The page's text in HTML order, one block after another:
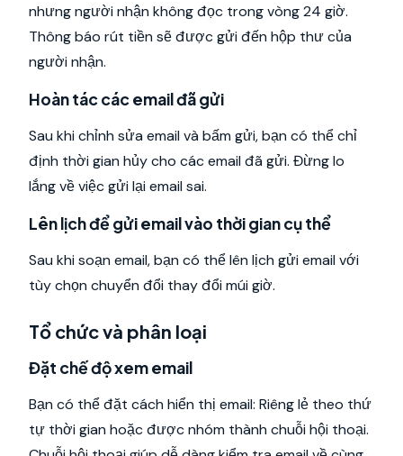
nhưng người nhận không đọc trong vòng 24 giờ.
Thông báo rút tiền sẽ được gửi đến hộp thư của
người nhận.
Hoàn tác các email đã gửi
Sau khi chỉnh sửa email và bấm gửi, bạn có thể chỉ
định thời gian hủy cho các email đã gửi. Đừng lo
lắng về việc gửi lại email sai.
Lên lịch để gửi email vào thời gian cụ thể
Sau khi soạn email, bạn có thể lên lịch gửi email với
tùy chọn chuyển đổi thay đổi múi giờ.
Tổ chức và phân loại
Đặt chế độ xem email
Bạn có thể đặt cách hiển thị email: Riêng lẻ theo thứ
tự thời gian hoặc được nhóm thành chuỗi hội thoại.